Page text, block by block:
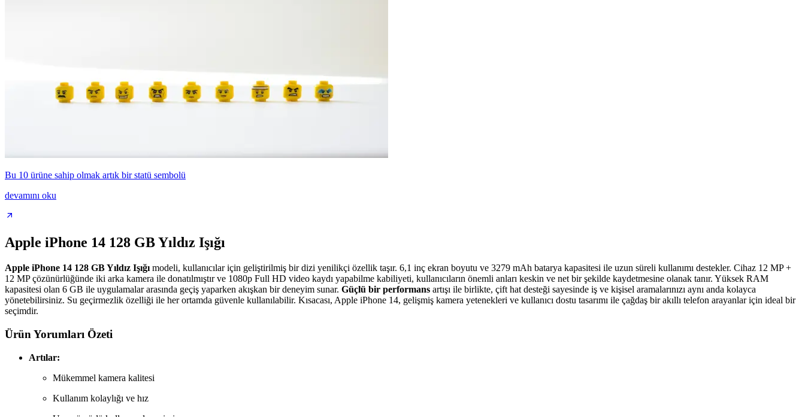
Bu 10 ürüne sahip olmak artık bir statü sembolü
devamını oku
Apple iPhone 14 128 GB Yıldız Işığı
Apple iPhone 14 128 GB Yıldız Işığı modeli, kullanıcılar için geliştirilmiş bir dizi yenilikçi özellik taşır. 6,1 inç ekran boyutu ve 3279 mAh batarya kapasitesi ile uzun süreli kullanımı destekler. Cihaz 12 MP +
12 MP çözünürlüğünde iki arka kamera ile donatılmıştır ve 1080p Full HD video kaydı yapabilme kabiliyeti, kullanıcıların önemli anları keskin ve net bir şekilde kaydetmesine olanak tanır. Yüksek RAM
kapasitesi olan 6 GB ile uygulamalar arasında geçiş yaparken akışkan bir deneyim sunar. Güçlü bir performans artışı ile birlikte, çift hat desteği sayesinde iş ve kişisel aramalarınızı aynı anda kolayca
yönetebilirsiniz. Su geçirmezlik özelliği ile her ortamda güvenle kullanılabilir. Kısacası, Apple iPhone 14, gelişmiş kamera yetenekleri ve kullanıcı dostu tasarımı ile çağdaş bir akıllı telefon arayanlar için ideal bir
seçimdir.
Ürün Yorumları Özeti
Artılar:
Mükemmel kamera kalitesi
Kullanım kolaylığı ve hız